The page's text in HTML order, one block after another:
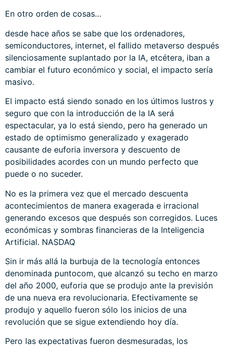
En otro orden de cosas…
desde hace años se sabe que los ordenadores,
semiconductores, internet, el fallido metaverso después
silenciosamente suplantado por la IA, etcétera, iban a
cambiar el futuro económico y social, el impacto sería
masivo.
El impacto está siendo sonado en los últimos lustros y
seguro que con la introducción de la IA será
espectacular, ya lo está siendo, pero ha generado un
estado de optimismo generalizado y exagerado
causante de euforia inversora y descuento de
posibilidades acordes con un mundo perfecto que
puede o no suceder.
No es la primera vez que el mercado descuenta
acontecimientos de manera exagerada e irracional
generando excesos que después son corregidos. Luces
económicas y sombras financieras de la Inteligencia
Artificial. NASDAQ
Sin ir más allá la burbuja de la tecnología entonces
denominada puntocom, que alcanzó su techo en marzo
del año 2000, euforia que se produjo ante la previsión
de una nueva era revolucionaria. Efectivamente se
produjo y aquello fueron sólo los inicios de una
revolución que se sigue extendiendo hoy día.
Pero las expectativas fueron desmesuradas, los